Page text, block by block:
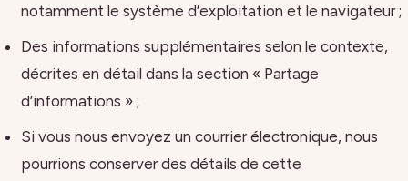
notamment le système d’exploitation et le navigateur ;
Des informations supplémentaires selon le contexte,
décrites en détail dans la section « Partage
d’informations » ;
Si vous nous envoyez un courrier électronique, nous
pourrions conserver des détails de cette